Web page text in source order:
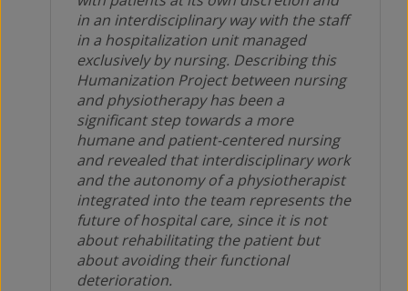
in an interdisciplinary way with the staff
in a hospitalization unit managed
exclusively by nursing. Describing this
Humanization Project between nursing
and physiotherapy has been a
significant step towards a more
humane and patient-centered nursing
and revealed that interdisciplinary work
and the autonomy of a physiotherapist
integrated into the team represents the
future of hospital care, since it is not
about rehabilitating the patient but
about avoiding their functional
deterioration.